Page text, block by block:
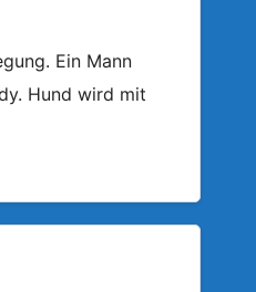
Ein Mann
Hund wird mit